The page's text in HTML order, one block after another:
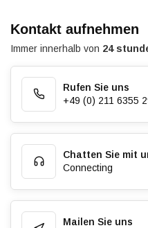
Kontakt aufnehmen
Immer innerhalb von 24
Rufen Sie uns
+49 (0) 211 6355
Chatten Sie mit
Connecting
Mailen Sie uns